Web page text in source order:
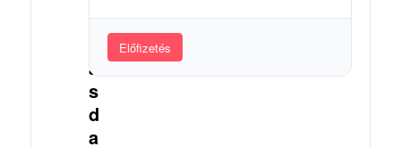
y
a
s
d
a
Előfizetés